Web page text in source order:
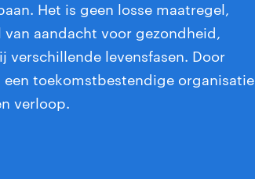
Het is geen losse maatregel,
van aandacht voor gezondheid,
levensfasen. Door
toekomstbestendige organisatie
verloop.